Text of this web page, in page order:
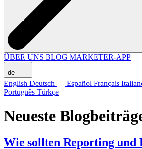
ÜBER UNS BLOG MARKETER-APP
de
English Deutsch Español Français
Português Türkçe
Neueste
Wie sollten Reporting und